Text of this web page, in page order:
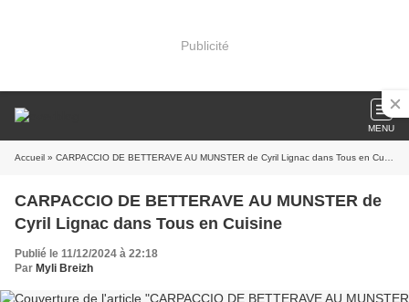
Publicité
MENU
Accueil » CARPACCIO DE BETTERAVE AU MUNSTER de Cyril Lignac dans Tous en Cuisine
CARPACCIO DE BETTERAVE AU MUNSTER de
Cyril Lignac dans Tous en Cuisine
Publié le 11/12/2024 à 22:18
Par Myli Breizh